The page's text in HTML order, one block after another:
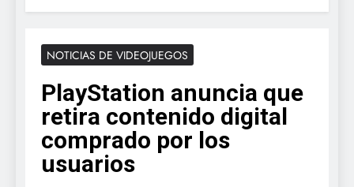
NOTICIAS DE VIDEOJUEGOS
PlayStation anuncia que
retira contenido digital
comprado por los
usuarios